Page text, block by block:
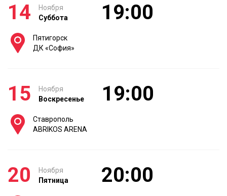
14
Ноября
Суббота
19:00
Пятигорск
ДК «София»
15
Ноября
Воскресенье
19:00
Ставрополь
ABRIKOS ARENA
20
Ноября
Пятница
20:00